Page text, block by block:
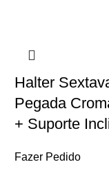
Halter
Pegada
+ Suporte
Fazer Pedido